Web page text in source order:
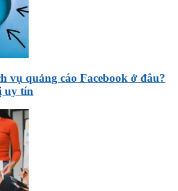
vụ quảng cáo Facebook ở đâu?
uy tín